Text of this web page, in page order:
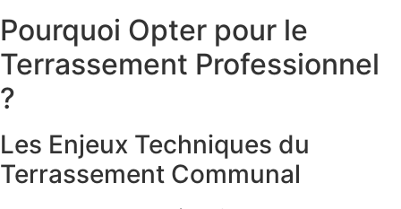
Pourquoi Opter pour le
Terrassement Professionnel
?
Les Enjeux Techniques du
Terrassement Communal